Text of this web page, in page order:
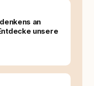
Aus dieser
– ein
für
Österreich
Wer seinen
Entscheidungen –
das beiden guttut.
an
unsere